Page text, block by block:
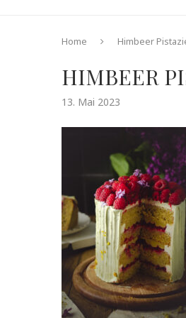
Home Himbeer
HIMBEER
13. Mai 2023